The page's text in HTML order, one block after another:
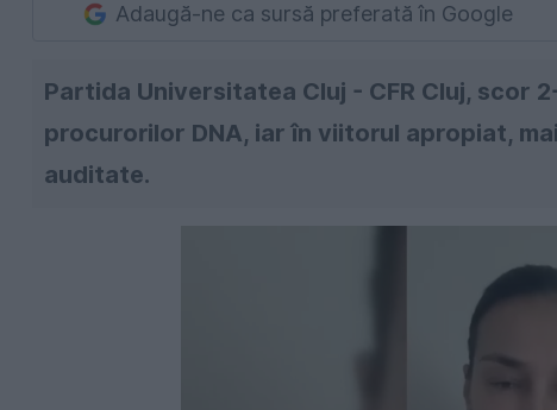
Adaugă-ne ca sursă preferată în Google
Partida Universitatea Cluj - CFR Cluj, scor
procurorilor DNA, iar în viitorul apropiat,
auditate.